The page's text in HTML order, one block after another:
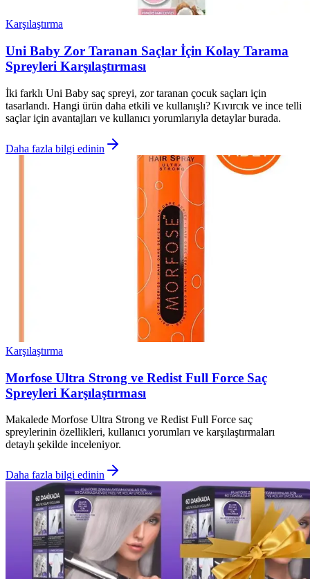
Karşılaştırma
Uni Baby Zor Taranan Saçlar İçin Kolay Tarama
Spreyleri Karşılaştırması
İki farklı Uni Baby saç spreyi, zor taranan çocuk saçları için
tasarlandı. Hangi ürün daha etkili ve kullanışlı? Kıvırcık ve ince telli
saçlar için avantajları ve kullanıcı yorumlarıyla detaylar burada.
Daha fazla bilgi edinin
Karşılaştırma
Morfose Ultra Strong ve Redist Full Force Saç
Spreyleri Karşılaştırması
Makalede Morfose Ultra Strong ve Redist Full Force saç
spreylerinin özellikleri, kullanıcı yorumları ve karşılaştırmaları
detaylı şekilde inceleniyor.
Daha fazla bilgi edinin